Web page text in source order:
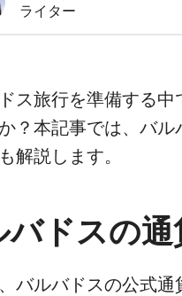
ライター
ス旅行を準備する
？本記事では、バ
解説します。
バドスの通
バルバドスの公式